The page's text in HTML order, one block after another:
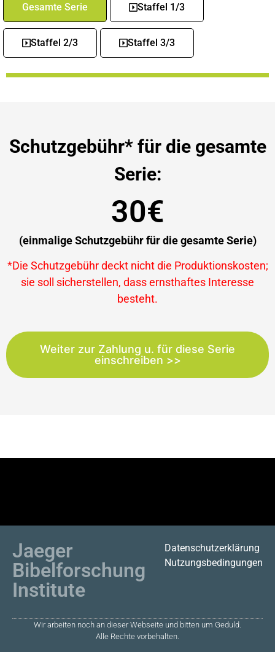
Gesamte Serie Staffel 1/3
Staffel 2/3 Staffel 3/3
Schutzgebühr* für die gesamte
Serie:
30€
(einmalige Schutzgebühr für die gesamte Serie)
*Die Schutzgebühr deckt nicht die Produktionskosten;
sie soll sicherstellen, dass ernsthaftes Interesse
besteht.
Weiter zur Zahlung u. für diese Serie
einschreiben >>
Jaeger
Bibelforschung
Institute
Datenschutzerklärung
Nutzungsbedingungen
Wir arbeiten noch an dieser Webseite und bitten um Geduld.
Alle Rechte vorbehalten.